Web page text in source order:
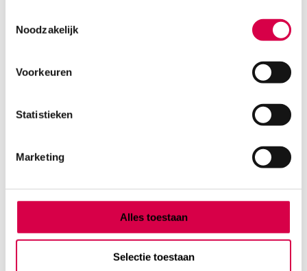
Noodzakelijk
Voorkeuren
Statistieken
Marketing
Alles toestaan
Selectie toestaan
Medistix wattendragers, 30cm, zonder prop
SERVOPRAX
2.82